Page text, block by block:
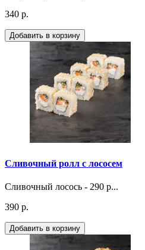
340 р.
Добавить в корзину
Сливочный ролл с лососем
Сливочный лосось - 290 р...
390 р.
Добавить в корзину